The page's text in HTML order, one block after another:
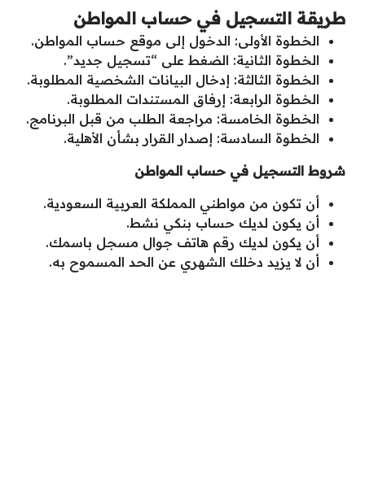
طريقة التسجيل في حساب المواطن
الخطوة الأولى: الدخول إلى موقع حساب المواطن.
الخطوة الثانية: الضغط على “تسجيل جديد”.
الخطوة الثالثة: إدخال البيانات الشخصية المطلوبة.
الخطوة الرابعة: إرفاق المستندات المطلوبة.
الخطوة الخامسة: مراجعة الطلب من قبل البرنامج.
الخطوة السادسة: إصدار القرار بشأن الأهلية.
شروط التسجيل في حساب المواطن
أن تكون من مواطني المملكة العربية السعودية.
أن يكون لديك حساب بنكي نشط.
أن يكون لديك رقم هاتف جوال مسجل باسمك.
أن لا يزيد دخلك الشهري عن الحد المسموح به.